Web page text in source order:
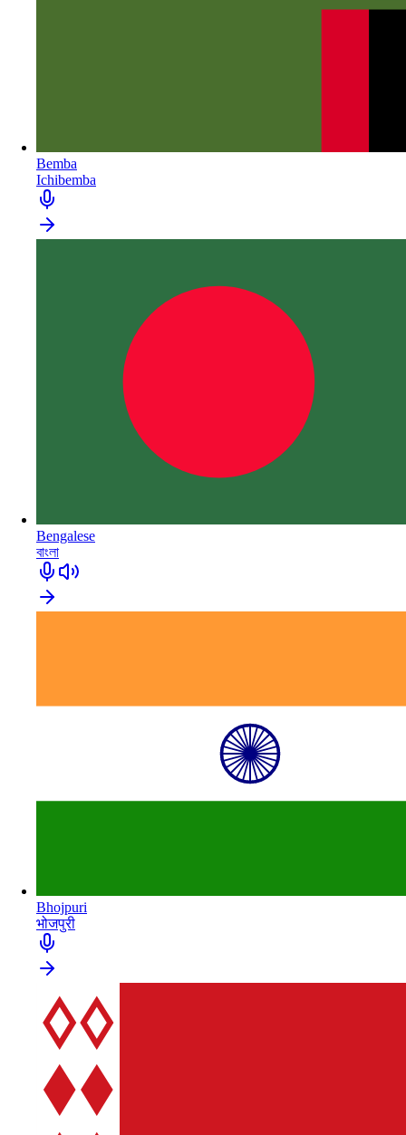
Bemba
Ichibemba
Bengalese
বাংলা
Bhojpuri
भोजपुरी